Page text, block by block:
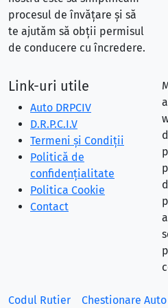
procesul de învățare și să
te ajutăm să obții permisul
de conducere cu încredere.
Link-uri utile
Auto DRPCIV
D.R.P.C.I.V
Termeni și Condiții
Politică de
confidențialitate
Politica Cookie
Contact
Codul Rutier Chestionare Auto